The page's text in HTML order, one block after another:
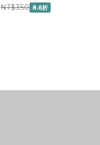
NT$350 8.6折